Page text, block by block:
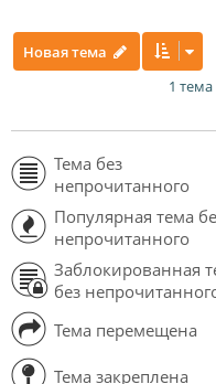
Новая тема
1
Тема без
непрочитанного
Популярная тема
непрочитанного
Заблокированная
без
Тема перемещена
Тема закреплена